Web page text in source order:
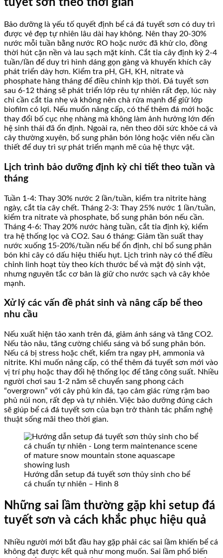
tuyết sơn theo thời gian
Bảo dưỡng là yếu tố quyết định bể cá đá tuyết sơn có duy trì
được vẻ đẹp tự nhiên lâu dài hay không. Nên thay 20-30%
nước mỗi tuần bằng nước RO hoặc nước đã khử clo, đồng
thời hút cặn nền và lau sạch mặt kính. Cắt tỉa cây định kỳ 2-4
tuần/lần để duy trì hình dáng gọn gàng và khuyến khích cây
phát triển dày hơn. Kiểm tra pH, GH, KH, nitrate và
phosphate hàng tháng để điều chỉnh kịp thời. Đá tuyết sơn
sau 6-12 tháng sẽ phát triển lớp rêu tự nhiên rất đẹp, lúc này
chỉ cần cắt tỉa nhẹ và không nên chà rửa mạnh để giữ lớp
biofilm có lợi. Nếu muốn nâng cấp, có thể thêm đá mới hoặc
thay đổi bố cục nhẹ nhàng mà không làm ảnh hưởng lớn đến
hệ sinh thái đã ổn định. Ngoài ra, nên theo dõi sức khỏe cá và
cây thường xuyên, bổ sung phân bón lỏng hoặc viên nếu cần
thiết để duy trì sự phát triển mạnh mẽ của hệ thực vật.
Lịch trình bảo dưỡng định kỳ chi tiết theo tuần và
tháng
Tuần 1-4: Thay 30% nước 2 lần/tuần, kiểm tra nitrite hàng
ngày, cắt tỉa cây chết. Tháng 2-3: Thay 25% nước 1 lần/tuần,
kiểm tra nitrate và phosphate, bổ sung phân bón nếu cần.
Tháng 4-6: Thay 20% nước hàng tuần, cắt tỉa định kỳ, kiểm
tra hệ thống lọc và CO2. Sau 6 tháng: Giảm tần suất thay
nước xuống 15-20%/tuần nếu bể ổn định, chỉ bổ sung phân
bón khi cây có dấu hiệu thiếu hụt. Lịch trình này có thể điều
chỉnh linh hoạt tùy theo kích thước bể và mật độ sinh vật,
nhưng nguyên tắc cơ bản là giữ cho nước sạch và cây khỏe
mạnh.
Xử lý các vấn đề phát sinh và nâng cấp bể theo
nhu cầu
Nếu xuất hiện tảo xanh trên đá, giảm ánh sáng và tăng CO2.
Nếu tảo nâu, tăng cường chiếu sáng và bổ sung phân bón.
Nếu cá bị stress hoặc chết, kiểm tra ngay pH, ammonia và
nitrite. Khi muốn nâng cấp, có thể thêm đá tuyết sơn mới vào
vị trí phụ hoặc thay đổi hệ thống lọc để tăng công suất. Nhiều
người chơi sau 1-2 năm sẽ chuyển sang phong cách
“overgrown” với cây phủ kín đá, tạo cảm giác rừng rậm bao
phủ núi non, rất đẹp và tự nhiên. Việc bảo dưỡng đúng cách
sẽ giúp bể cá đá tuyết sơn của bạn trở thành tác phẩm nghệ
thuật sống mãi theo thời gian.
Hướng dẫn setup đá tuyết sơn thủy sinh cho bể
cá chuẩn tự nhiên – Hình 8
Những sai lầm thường gặp khi setup đá
tuyết sơn và cách khắc phục hiệu quả
Nhiều người mới bắt đầu hay gặp phải các sai lầm khiến bể cá
không đạt được kết quả như mong muốn. Sai lầm phổ biến